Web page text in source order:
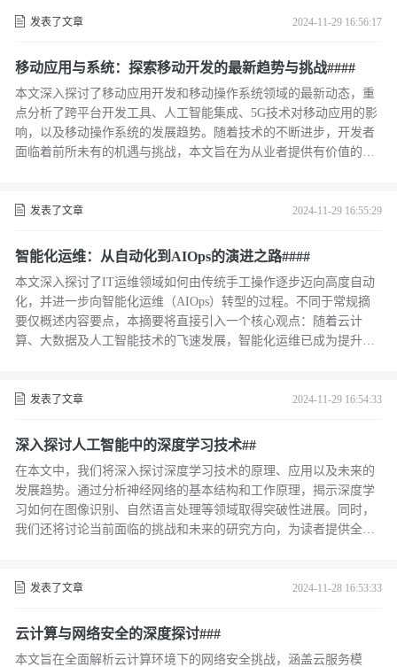
发表了文章 2024-11-29 16:56:17
移动应用与系统：探索移动开发的最新趋势与挑战####
本文深入探讨了移动应用开发和移动操作系统领域的最新动态，重
点分析了跨平台开发工具、人工智能集成、5G技术对移动应用的影
响，以及移动操作系统的发展趋势。随着技术的不断进步，开发者
面临着前所未有的机遇与挑战，本文旨在为从业者提供有价值的见
发表了文章 2024-11-29 16:55:29
智能化运维：从自动化到AIOps的演进之路####
本文深入探讨了IT运维领域如何由传统手工操作逐步迈向高度自动
化，并进一步向智能化运维（AIOps）转型的过程。不同于常规摘
要仅概述内容要点，本摘要将直接引入一个核心观点：随着云计
算、大数据及人工智能技术的飞速发展，智能化运维已成为提升企
策支持，实现运维工作的质变，引领读者思考未来运维模式的发展
发表了文章 2024-11-29 16:54:33
深入探讨人工智能中的深度学习技术##
在本文中，我们将深入探讨深度学习技术的原理、应用以及未来的
发展趋势。通过分析神经网络的基本结构和工作原理，揭示深度学
习如何在图像识别、自然语言处理等领域取得突破性进展。同时，
我们还将讨论当前面临的挑战和未来的研究方向，为读者提供全面
发表了文章 2024-11-28 16:53:33
云计算与网络安全的深度探讨###
本文旨在全面解析云计算环境下的网络安全挑战，涵盖云服务模